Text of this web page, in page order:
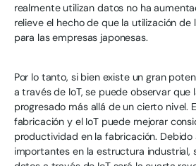
realmente utilizan datos no ha
relieve el hecho de que la utilización de
para las empresas japonesas.
Por lo tanto, si bien existe un gran
a través de IoT, se puede observar que
progresado más allá de un cierto nivel.
fabricación y el IoT puede mejorar
productividad en la fabricación.
importantes en la estructura industrial,